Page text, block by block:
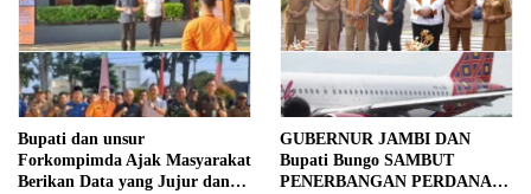
Bupati dan unsur
Forkompimda Ajak Masyarakat
Berikan Data yang Jujur dan
GUBERNUR JAMBI DAN
Bupati Bungo SAMBUT
PENERBANGAN PERDANA